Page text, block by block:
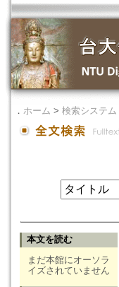
． ホーム > 検索システム
本文を読む
まだ本館にオーソラ
イズされていません